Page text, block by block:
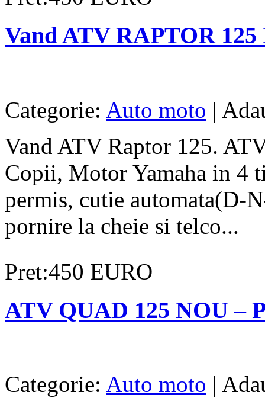
Vand ATV RAPTOR
Categorie: Auto moto |
Vand ATV Raptor 125.
Copii, Motor Yamaha in 4
permis, cutie automata(D-
pornire la cheie si telco...
Pret:450 EURO
ATV QUAD 125 NOU –
Categorie: Auto moto |